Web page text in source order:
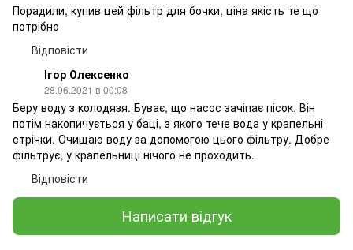
Порадили, купив цей фільтр для бочки, ціна якість те що
потрібно
Відповісти
Ігор Олексенко
28.06.2021 в 00:08
Беру воду з колодязя. Буває, що насос зачіпає пісок. Він
потім накопичується у баці, з якого тече вода у крапельні
стрічки. Очищаю воду за допомогою цього фільтру. Добре
фільтрує, у крапельниці нічого не проходить.
Відповісти
Написати відгук